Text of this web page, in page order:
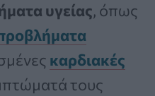
υγείας, όπως
καρδιακές
τους